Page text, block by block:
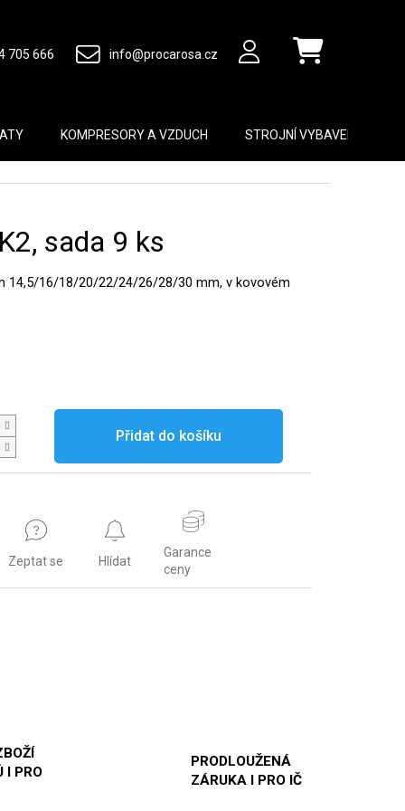
705 666 info@procarosa.cz Nákupní košík
KOMPRESORY A VZDUCH STROJNÍ VYBAVENÍ
sada 9 ks
14,5/16/18/20/22/24/26/28/30 mm, v kovovém
Přidat do košíku
Zeptat se Hlídat
Garance
ceny
I PRO
PRODLOUŽENÁ
ZÁRUKA I PRO IČ